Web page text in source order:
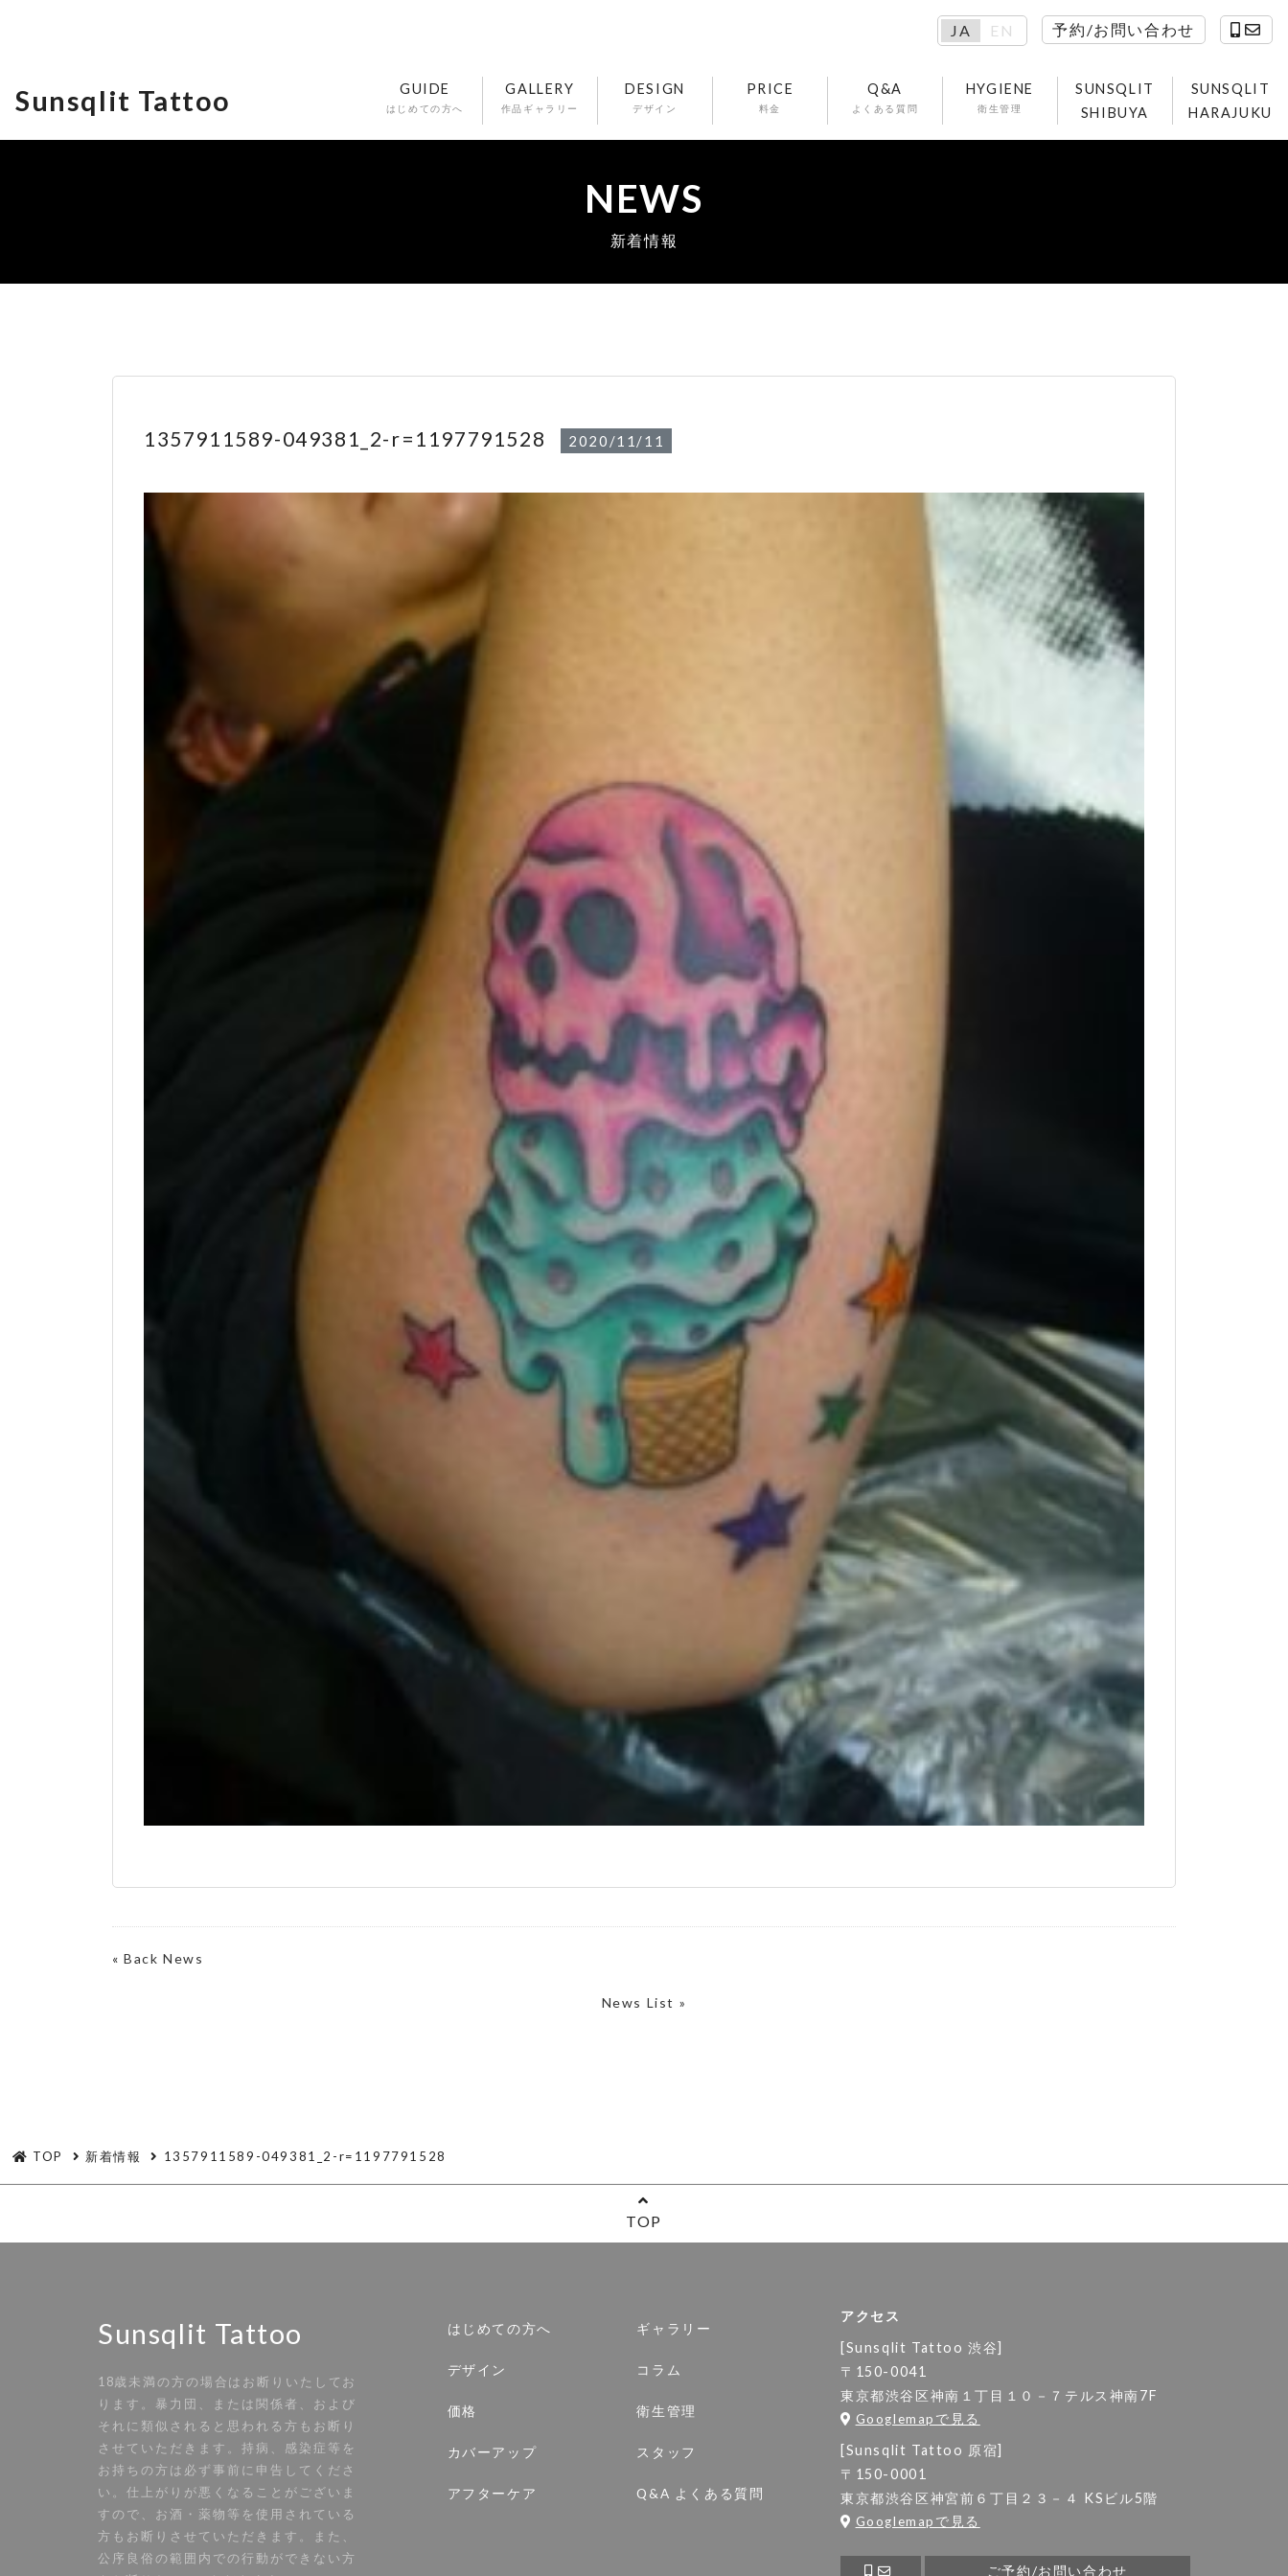
JA EN 予約/お問い合わせ
Sunsqlit Tattoo GUIDE
はじめての方へ
GALLERY
作品ギャラリー
DESIGN
デザイン
PRICE
料金
Q&A
よくある質問
HYGIENE
衛生管理
SUNSQLIT
SHIBUYA
SUNSQLIT
HARAJUKU
NEWS
新着情報
1357911589-049381_2-r=1197791528 2020/11/11
«Back News
News List »
TOP 新着情報 1357911589-049381_2-r=1197791528
TOP
Sunsqlit Tattoo
18歳未満の方の場合はお断りいたしてお
ります。暴力団、または関係者、および
それに類似されると思われる方もお断り
させていただきます。持病、感染症等を
お持ちの方は必ず事前に申告してくださ
い。仕上がりが悪くなることがございま
すので、お酒・薬物等を使用されている
方もお断りさせていただきます。また、
公序良俗の範囲内での行動ができない方
はじめての方へ
デザイン
価格
カバーアップ
アフターケア
ギャラリー
コラム
衛生管理
スタッフ
Q&A よくある質問
アクセス
[Sunsqlit Tattoo 渋谷]
〒150-0041
東京都渋谷区神南１丁目１０－７テルス神南7F
Googlemapで見る
[Sunsqlit Tattoo 原宿]
〒150-0001
東京都渋谷区神宮前６丁目２３－４ KSビル5階
Googlemapで見る
ご予約/お問い合わせ